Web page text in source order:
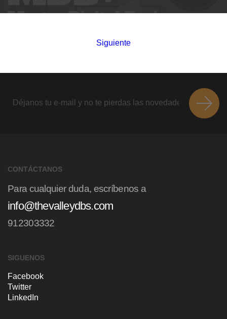
Siguiente
CONTÁCTANOS
Para cualquier duda, escríbenos a
info@thevalleydbs.com
912303332
SIGUENOS
Facebook
Twitter
LinkedIn